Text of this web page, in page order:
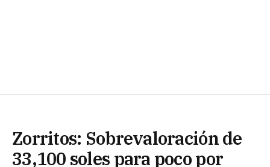
Zorritos: Sobrevaloración de
33,100 soles para poco por